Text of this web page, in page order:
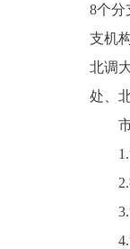
8个分
支机
北调
处、
市
1.负
2.执
3.负
4.负